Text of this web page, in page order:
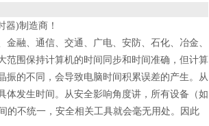
器)制造商！
融、通信、交通、广电、安防、石化、冶金、
范围保持计算机的时间同步和时间准确，但计算
振的不同，会导致电脑时间积累误差的产生。从
体发生时间。从安全影响角度讲，所有设备（如
的不统一，安全相关工具就会毫无用处。因此